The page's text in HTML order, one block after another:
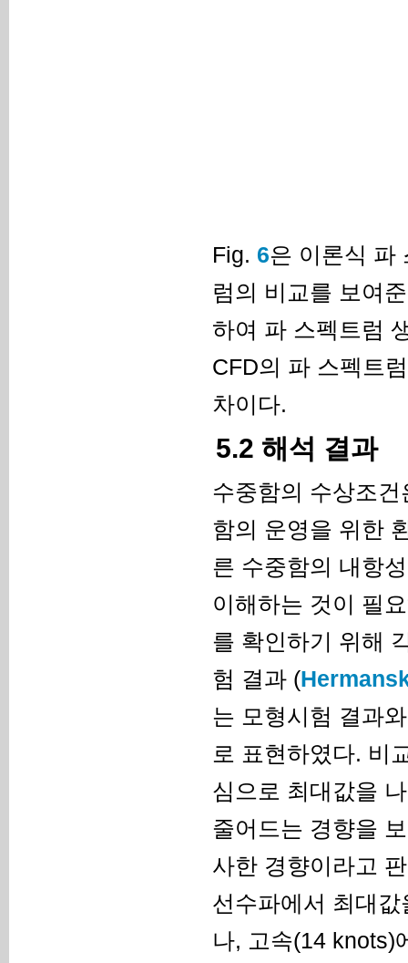
Fig. 6은 이론식 파
럼의 비교를 보여
하여 파 스펙트럼
CFD의 파 스펙트
차이다.
5.2 해석 결과
수중함의 수상조
함의 운영을 위한
른 수중함의 내항
이해하는 것이 필
를 확인하기 위해
험 결과 (
는 모형시험 결과
로 표현하였다. 비
심으로 최대값을
줄어드는 경향을
사한 경향이라고
선수파에서 최대
나, 고속(14 knots)